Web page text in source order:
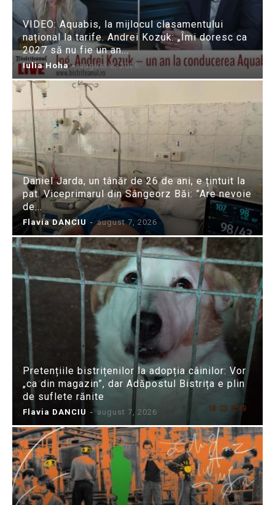
VIDEO: Aquabis, la mijlocul clasamentului
național la tarife. Andrei Kozuk: „Îmi doresc ca
2027 să nu fie un an...
Iulia Hoha - august 8, 2026
Daniel Jarda, un tânăr de 26 de ani, e țintuit la
pat. Viceprimarul din Sângeorz Băi: ”Are nevoie
de...
Flavia DANCIU - august 7, 2026
Pretențiile bistrițenilor la adopția câinilor: Vor
„ca din magazin”, dar Adăpostul Bistrița e plin
de suflete rănite
Flavia DANCIU - august 7, 2026